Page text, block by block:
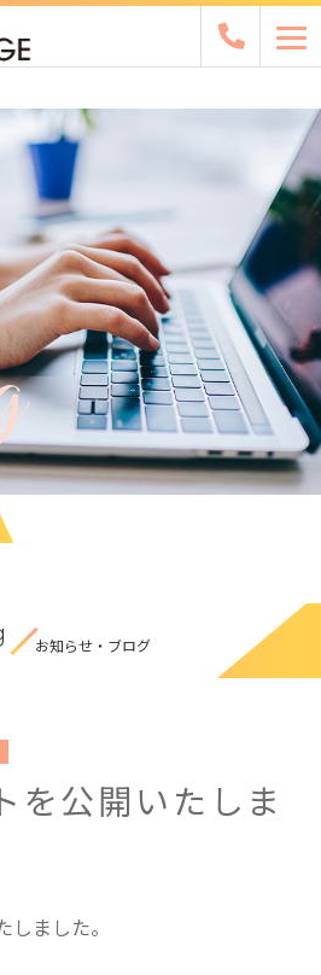
お知らせ・ブログ
を公開いたしま
ました。